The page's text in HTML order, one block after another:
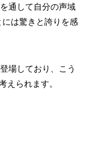
通して自分の声域
は驚きと誇りを感
場しており、こう
えられます。